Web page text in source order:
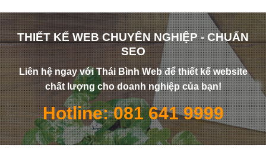
THIẾT KẾ WEB CHUYÊN NGHIỆP - CHUẨN
SEO
Liên hệ ngay với Thái Bình Web để thiết kế website
chất lượng cho doanh nghiệp của bạn!
Hotline: 081 641 9999